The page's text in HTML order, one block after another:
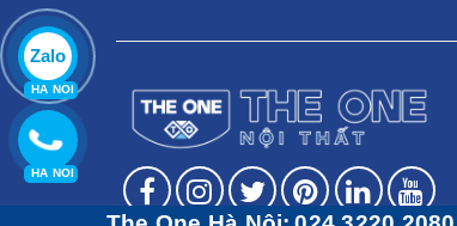
HA NOI
Zalo
HA NOI